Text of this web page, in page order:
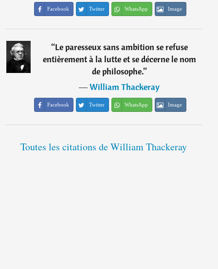
Facebook Twitter WhatsApp Image
“Le paresseux sans ambition se refuse
entièrement à la lutte et se décerne le nom
de philosophe.”
―William Thackeray
Facebook Twitter WhatsApp Image
Toutes les citations de William Thackeray